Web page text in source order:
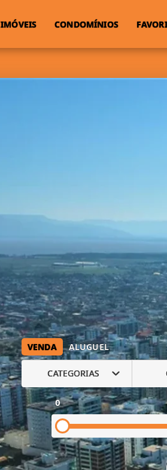
IMÓVEIS CONDOMÍNIOS
VENDA ALUGUEL
CATEGORIAS
0